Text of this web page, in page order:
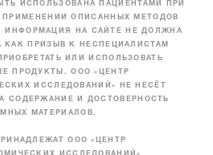
ИСПОЛЬЗОВАНА ПАЦИЕНТАМИ ПРИ
ОПИСАННЫХ МЕТОДОВ
ИНФОРМАЦИЯ НА САЙТЕ НЕ ДОЛЖНА
КАК ПРИЗЫВ К НЕСПЕЦИАЛИСТАМ
ИЛИ ИСПОЛЬЗОВАТЬ
ПРОДУКТЫ. ООО «ЦЕНТР
ИССЛЕДОВАНИЙ» НЕ НЕСЁТ
СОДЕРЖАНИЕ И ДОСТОВЕРНОСТЬ
МАТЕРИАЛОВ.
ООО «ЦЕНТР